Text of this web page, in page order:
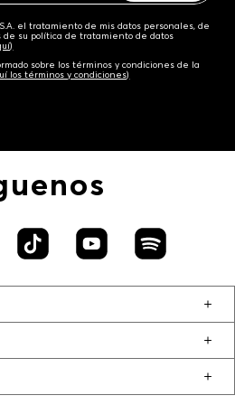
S.A. el tratamiento de mis datos personales, de
de su política de tratamiento de datos
sobre los términos y condiciones de la
los términos y condiciones)